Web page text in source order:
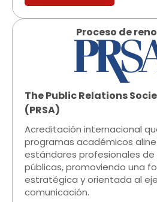
Proceso de
The Public Relations
(PRSA)​
Acreditación internacional
programas académicos
estándares profesionales de
públicas, promoviendo una
estratégica y orientada al
comunicación.